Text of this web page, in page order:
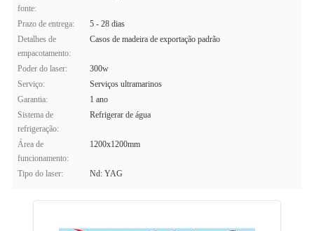
fonte:
Prazo de entrega:
5 - 28 dias
Detalhes de
empacotamento:
Casos de madeira de exportação padrão
Poder do laser:
300w
Serviço:
Serviços ultramarinos
Garantia:
1 ano
Sistema de
refrigeração:
Refrigerar de água
Área de
funcionamento:
1200x1200mm
Tipo do laser: Nd: YAG